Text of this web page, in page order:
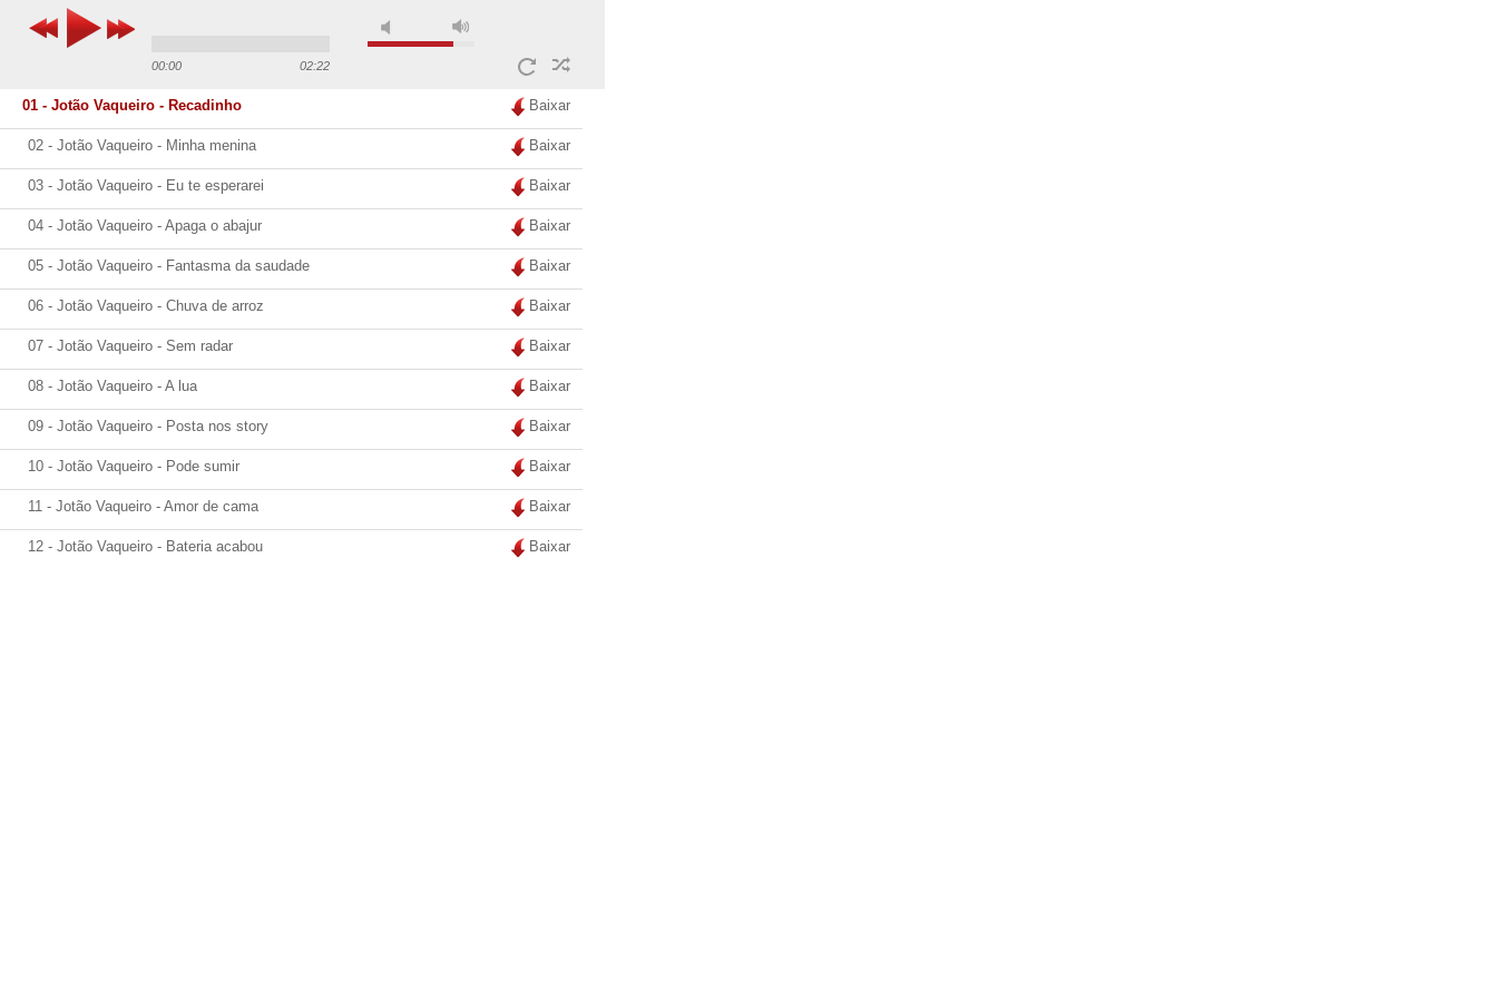
00:00 02:22
Baixar
01 - Jotão Vaqueiro - Recadinho
Baixar
02 - Jotão Vaqueiro - Minha menina
Baixar
03 - Jotão Vaqueiro - Eu te esperarei
Baixar
04 - Jotão Vaqueiro - Apaga o abajur
Baixar
05 - Jotão Vaqueiro - Fantasma da saudade
Baixar
06 - Jotão Vaqueiro - Chuva de arroz
Baixar
07 - Jotão Vaqueiro - Sem radar
Baixar
08 - Jotão Vaqueiro - A lua
Baixar
09 - Jotão Vaqueiro - Posta nos story
Baixar
10 - Jotão Vaqueiro - Pode sumir
Baixar
11 - Jotão Vaqueiro - Amor de cama
Baixar
12 - Jotão Vaqueiro - Bateria acabou